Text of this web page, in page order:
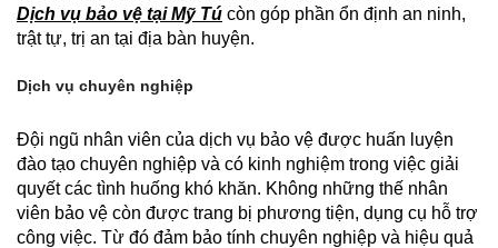
Dịch vụ bảo vệ tại Mỹ Tú còn góp phần ổn định an ninh,
trật tự, trị an tại địa bàn huyện.
Dịch vụ chuyên nghiệp
Đội ngũ nhân viên của dịch vụ bảo vệ được huấn luyện
đào tạo chuyên nghiệp và có kinh nghiệm trong việc giải
quyết các tình huống khó khăn. Không những thế nhân
viên bảo vệ còn được trang bị phương tiện, dụng cụ hỗ trợ
công việc. Từ đó đảm bảo tính chuyên nghiệp và hiệu quả